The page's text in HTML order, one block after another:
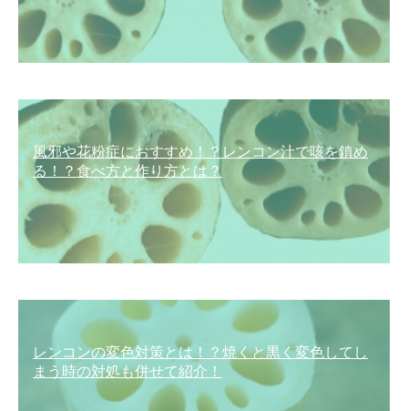
風邪や花粉症におすすめ！？レンコン汁で咳を鎮め
る！？食べ方と作り方とは？
レンコンの変色対策とは！？焼くと黒く変色してし
まう時の対処も併せて紹介！